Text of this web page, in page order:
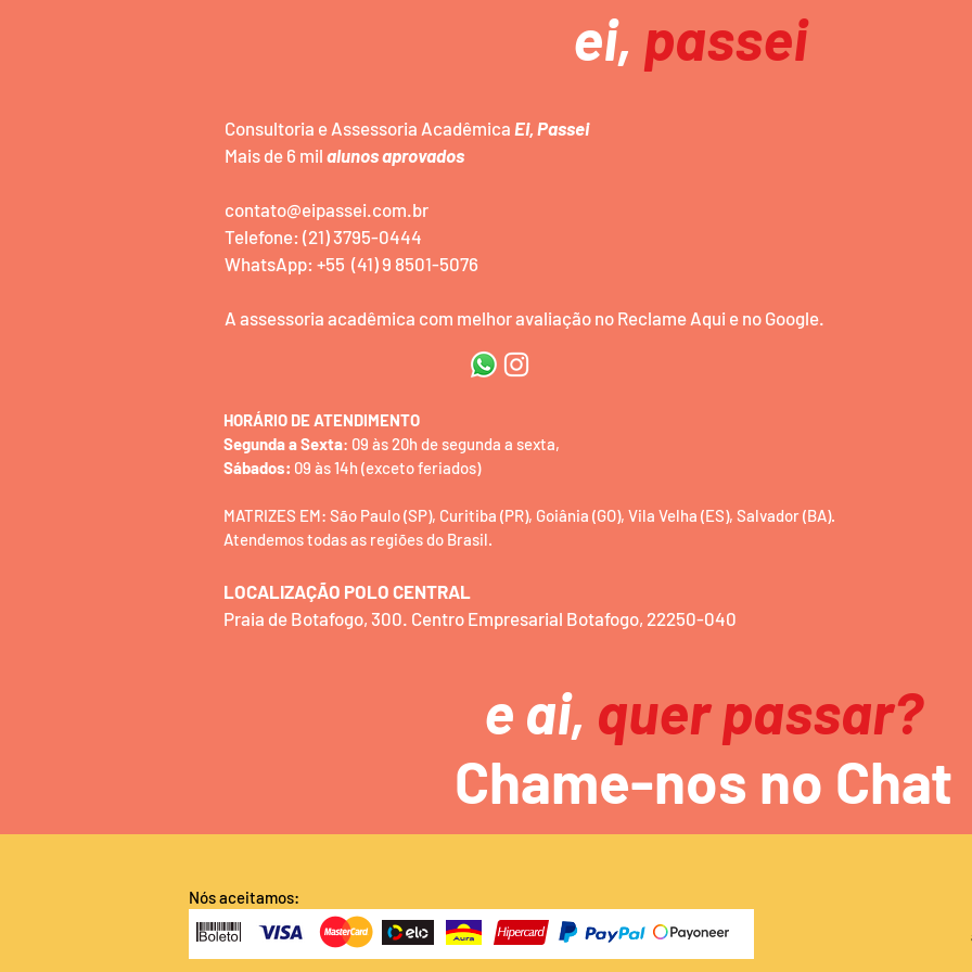
ei, passei
Consultoria e Assessoria Acadêmica Ei, Passei
Mais de 6 mil alunos aprovados
contato@eipassei.com.br
Telefone: (21) 3795-0444
WhatsApp: +55 (41) 9 8501-5076
A assessoria acadêmica com melhor avaliação no Reclame Aqui e no Google.
HORÁRIO DE ATENDIMENTO
Segunda a Sexta: 09 às 20h de segunda a sexta,
Sábados: 09 às 14h (exceto feriados)
MATRIZES EM: São Paulo (SP), Curitiba (PR), Goiânia (GO), Vila Velha (ES), Salvador (BA).
Atendemos todas as regiões do Brasil.
LOCALIZAÇÃO POLO CENTRAL
Praia de Botafogo, 300. Centro Empresarial Botafogo, 22250-040
e ai, quer passar?
Chame-nos no Chat
Nós aceitamos: